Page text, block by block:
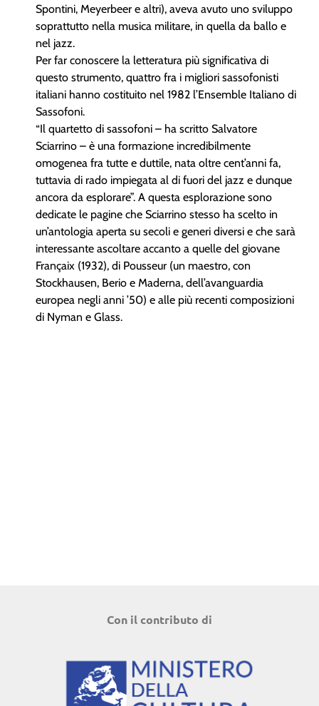
Spontini, Meyerbeer e altri), aveva avuto uno sviluppo
soprattutto nella musica militare, in quella da ballo e
nel jazz.
Per far conoscere la letteratura più significativa di
questo strumento, quattro fra i migliori sassofonisti
italiani hanno costituito nel 1982 l’Ensemble Italiano di
Sassofoni.
“Il quartetto di sassofoni – ha scritto Salvatore
Sciarrino – è una formazione incredibilmente
omogenea fra tutte e duttile, nata oltre cent’anni fa,
tuttavia di rado impiegata al di fuori del jazz e dunque
ancora da esplorare”. A questa esplorazione sono
dedicate le pagine che Sciarrino stesso ha scelto in
un’antologia aperta su secoli e generi diversi e che sarà
interessante ascoltare accanto a quelle del giovane
Françaix (1932), di Pousseur (un maestro, con
Stockhausen, Berio e Maderna, dell’avanguardia
europea negli anni ’50) e alle più recenti composizioni
di Nyman e Glass.
Con il contributo di